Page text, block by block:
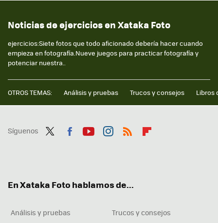
Noticias de ejercicios en Xataka Foto
ejercicios:Siete fotos que todo aficionado debería hacer cuando
empieza en fotografía.Nueve juegos para practicar fotografía y
potenciar nuestra..
OTROS TEMAS: Análisis y pruebas Trucos y consejos Libros
Síguenos
En Xataka Foto hablamos de...
Análisis y pruebas
Trucos y consejos